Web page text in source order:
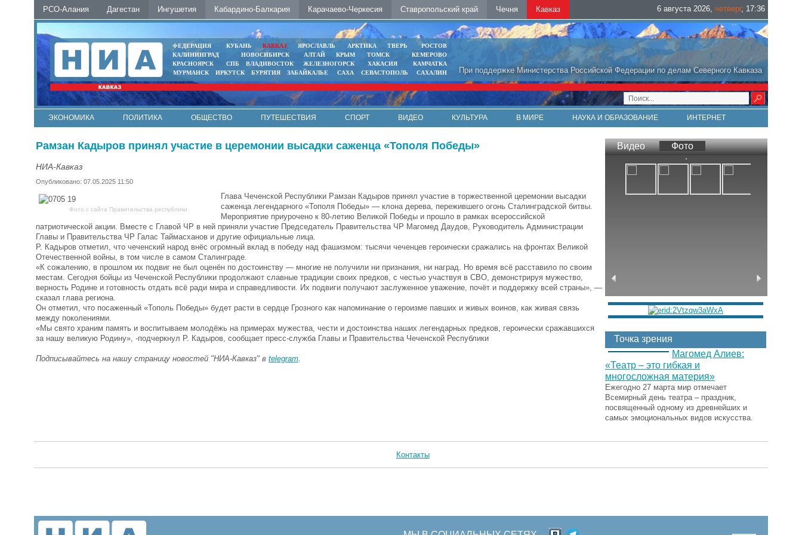
РСО-Алания Дагестан Ингушетия Кабардино-Балкария Карачаево-Черкесия Ставропольский край Чечня Кавказ 6 августа 2026, четверг, 17:36
При поддержке Министерства Российской Федерации по делам Северного Кавказа
ФЕДЕРАЦИЯ КУБАНЬ КАВКАЗ ЯРОСЛАВЛЬ АРКТИКА ТВЕРЬ
РОСТОВ
КАЛИНИНГРАД
НОВОСИБИРСК АЛТАЙ КРЫМ ТОМСК
КЕМЕРОВО
КРАСНОЯРСК
СПБ ВЛАДИВОСТОК ЖЕЛЕЗНОГОРСК ХАКАСИЯ
КАМЧАТКА
МУРМАНСК
ИРКУТСК БУРЯТИЯ ЗАБАЙКАЛЬЕ САХА СЕВАСТОПОЛЬ САХАЛИН
ЭКОНОМИКА ПОЛИТИКА ОБЩЕСТВО ПУТЕШЕСТВИЯ СПОРТ ВИДЕО КУЛЬТУРА В МИРЕ НАУКА И ОБРАЗОВАНИЕ
ИНТЕРНЕТ
Рамзан Кадыров принял участие в церемонии высадки саженца «Тополя Победы»
НИА-Кавказ
Опубликовано: 07.05.2025 11:50
Фото с сайта Правительства республики
Глава Чеченской Республики Рамзан Кадыров принял участие в торжественной церемонии высадки
саженца легендарного «Тополя Победы» — клона дерева, пережившего огонь Сталинградской битвы.
Мероприятие приурочено к 80-летию Великой Победы и прошло в рамках всероссийской
патриотической акции. Вместе с Главой ЧР в ней приняли участие Председатель Правительства ЧР Магомед Даудов, Руководитель Администрации
Главы и Правительства ЧР Галас Таймасханов и другие официальные лица.
Р. Кадыров отметил, что чеченский народ внёс огромный вклад в победу над фашизмом: тысячи чеченцев героически сражались на фронтах Великой
Отечественной войны, в том числе в самом Сталинграде.
«К сожалению, в прошлом их подвиг не был оценён по достоинству — многие не получили ни признания, ни наград. Но время всё расставило по своим
местам. Сегодня бойцы из Чеченской Республики продолжают славные традиции своих предков, с честью участвуя в СВО, демонстрируя мужество,
верность Родине и готовность отдать всё ради мира и справедливости. Их подвиги получают заслуженное уважение, почёт и поддержку всей страны», —
сказал глава региона.
Он отметил, что посаженный «Тополь Победы» будет расти в сердце Грозного как напоминание о героизме павших и живых воинов, как живая связь
между поколениями.
«Мы свято храним память и воспитываем молодёжь на примерах мужества, чести и достоинства наших легендарных предков, героически сражавшихся
за нашу великую Родину», -подчеркнул Р. Кадыров, сообщает пресс-служба Главы и Правительства Чеченской Республики
Подписывайтесь на нашу страницу новостей "НИА-Кавказ" в telegram
Видео Фото
Точка зрения
Магомед Алиев:
«Театр – это гибкая и
многосложная материя»
Ежегодно 27 марта мир отмечает
Всемирный день театра – праздник,
посвященный одному из древнейших и
самых эмоциональных видов искусства.
Контакты